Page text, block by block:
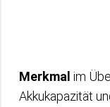
Merkmal im
Akkukapazität